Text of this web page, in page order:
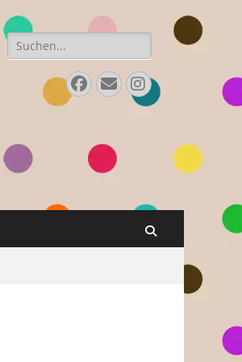
Suchen
nach:
Facebook
E-
Mail
Instagram